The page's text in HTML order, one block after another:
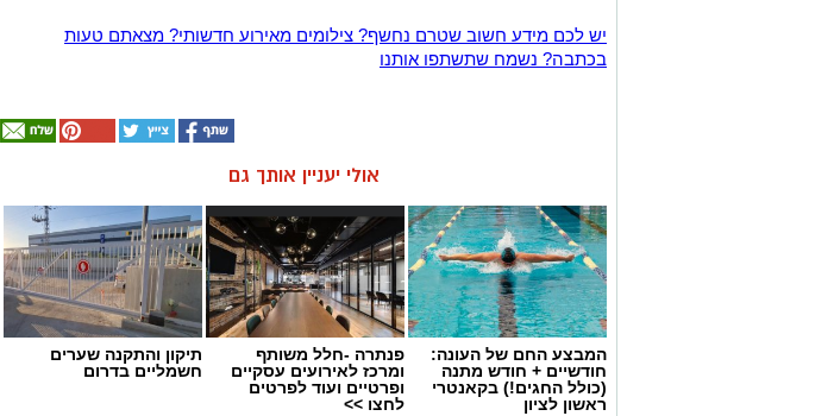
יש לכם מידע חשוב שטרם נחשף? צילומים מאירוע חדשותי? מצאתם טעות
בכתבה? נשמח שתשתפו אותנו
אולי יעניין אותך גם
המבצע החם של העונה:
חודשיים + חודש מתנה
(כולל החגים!) בקאנטרי
ראשון לציון
פנתרה -חלל משותף
ומרכז לאירועים עסקיים
ופרטיים ועוד לפרטים
לחצו >>
תיקון והתקנה שערים
חשמליים בדרום